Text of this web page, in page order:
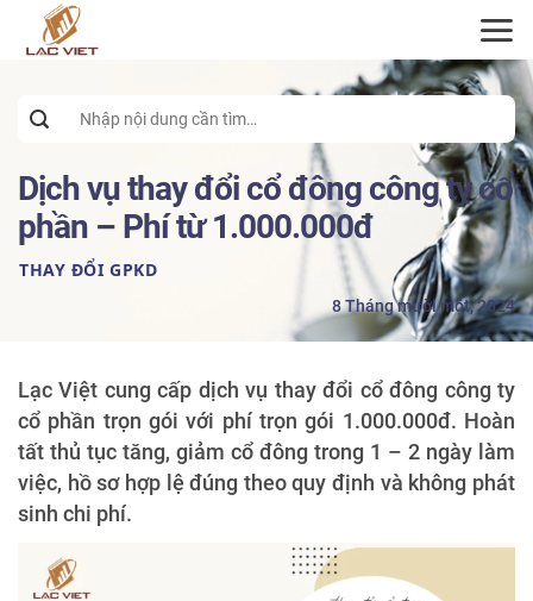
for:
Dịch vụ thay đổi cổ đông công ty cổ
phần – Phí từ 1.000.000đ
THAY ĐỔI GPKD
8 Tháng mười một, 2024
Lạc Việt cung cấp dịch vụ thay đổi cổ đông công ty
cổ phần trọn gói với phí trọn gói 1.000.000đ. Hoàn
tất thủ tục tăng, giảm cổ đông trong 1 – 2 ngày làm
việc, hồ sơ hợp lệ đúng theo quy định và không phát
sinh chi phí.